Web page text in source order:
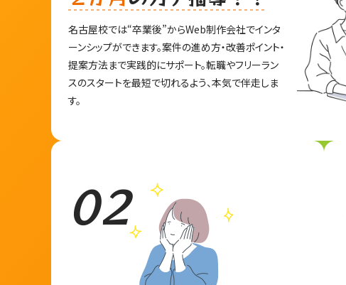
名古屋校では“卒業後”からWeb制作会社でインタ
ーンシップができます。案件の進め方・改善ポイント・
提案方法まで実践的にサポート。転職やフリーラン
スのスタートを最短で切れるよう、本気で伴走しま
す。
02